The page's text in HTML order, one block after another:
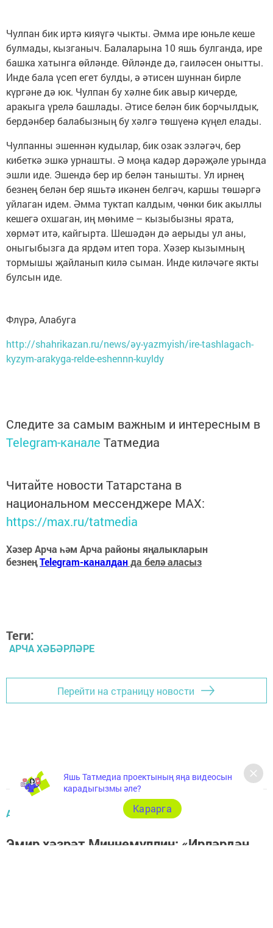
Чулпан бик иртә кияүгә чыкты. Әмма ире юньле кеше
булмады, кызганыч. Балаларына 10 яшь булганда, ире
башка хатынга өйләнде. Өйләнде дә, гаиләсен онытты.
Инде бала үсеп егет булды, ә әтисен шуннан бирле
күргәне дә юк. Чулпан бу хәлне бик авыр кичерде,
аракыга үрелә башлады. Әтисе белән бик борчылдык,
бердәнбер балабызның бу хәлгә төшүенә күңел елады.
Чулпанны эшеннән кудылар, бик озак эзләгәч, бер
кибеткә эшкә урнашты. Ә моңа кадәр дәрәҗәле урында
эшли иде. Эшендә бер ир белән танышты. Ул ирнең
безнең белән бер яшьтә икәнен белгәч, каршы төшәргә
уйлаган идем. Әмма туктап калдым, чөнки бик акыллы
кешегә охшаган, иң мөһиме – кызыбызны ярата,
хөрмәт итә, кайгырта. Шешәдән дә аерыды ул аны,
оныгыбызга да ярдәм итеп тора. Хәзер кызымның
тормышы җайланып килә сыман. Инде киләчәге якты
булсын иде.
Флүрә, Алабуга
http://shahrikazan.ru/news/әy-yazmyish/ire-tashlagach-
kyzym-arakyga-relde-eshennn-kuyldy
Следите за самым важным и интересным в
Telegram-канале Татмедиа
Читайте новости Татарстана в
национальном мессенджере MАХ:
https://max.ru/tatmedia
Хәзер Арча һәм Арча районы яңалыкларын
безнеңTelegram-каналданда белә аласыз
Теги:
АРЧА ХӘБӘРЛӘРЕ
Перейти на страницу новости
АРЧА ЯҢАЛЫКЛАРЫ
Эмир хәзрәт Миңнемуллин: «Ирләрдән
Яшь Татмедиа проектының яңа видеосын
карадыгызмы әле?
Карарга